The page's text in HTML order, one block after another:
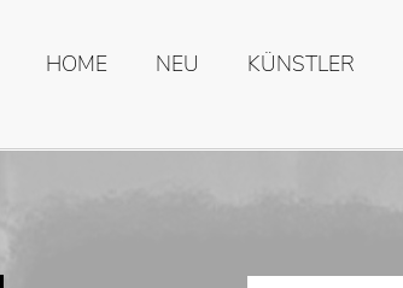
HOME NEU KÜNSTLER